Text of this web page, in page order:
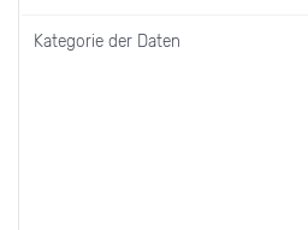
Kategorie der Daten